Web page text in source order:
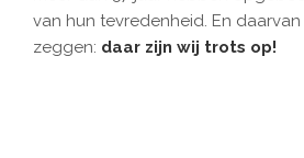
van hun tevredenheid. En
zeggen: daar zijn wij trots op!